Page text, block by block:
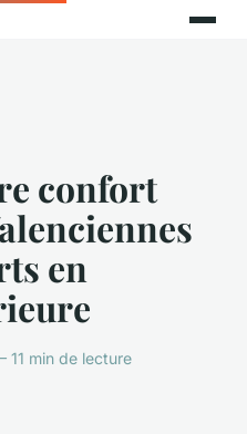
confort
en
min de lecture